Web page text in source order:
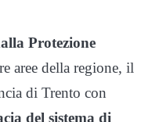
Protezione
aree della regione, il
di Trento con
del sistema di